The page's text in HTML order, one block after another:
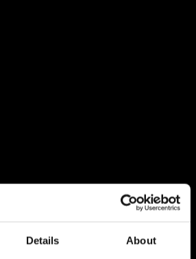
Details About